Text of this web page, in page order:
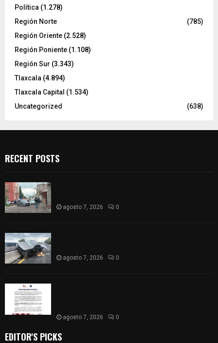
Política (1.278)
Región Norte
(785)
Región Oriente (2.528)
Región Poniente (1.108)
Región Sur (3.343)
Tlaxcala (4.894)
Tlaxcala Capital (1.534)
Uncategorized
(638)
RECENT POSTS
agosto 7, 2026 0
agosto 7, 2026 0
agosto 7, 2026 0
EDITOR'S PICKS